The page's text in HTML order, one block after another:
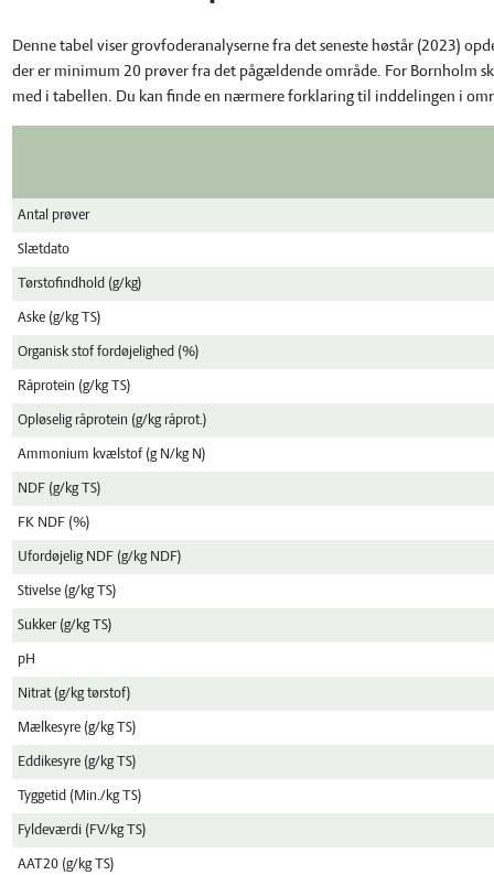
Denne tabel viser grovfoderanalyserne fra det seneste høstår (2023)
der er minimum 20 prøver fra det pågældende område. For Bornholm
med i tabellen. Du kan finde en nærmere forklaring til inddelingen i
Antal prøver
Slætdato
Tørstofindhold (g/kg)
Aske (g/kg TS)
Organisk stof fordøjelighed (%)
Råprotein (g/kg TS)
Opløselig råprotein (g/kg råprot.)
Ammonium kvælstof (g N/kg N)
NDF (g/kg TS)
FK NDF (%)
Ufordøjelig NDF (g/kg NDF)
Stivelse (g/kg TS)
Sukker (g/kg TS)
pH
Nitrat (g/kg tørstof)
Mælkesyre (g/kg TS)
Eddikesyre (g/kg TS)
Tyggetid (Min./kg TS)
Fyldeværdi (FV/kg TS)
AAT20 (g/kg TS)